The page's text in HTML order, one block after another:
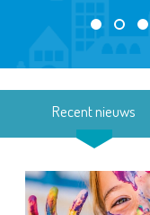
Recent nieuws